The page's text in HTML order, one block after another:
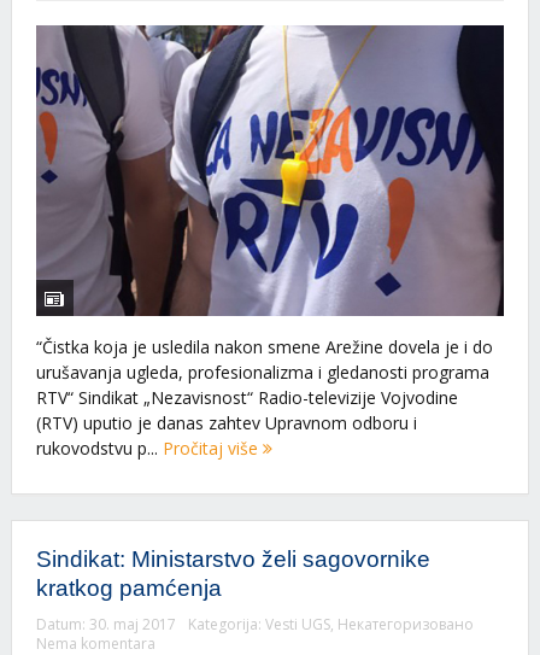
“Čistka koja je usledila nakon smene Arežine dovela je i do
urušavanja ugleda, profesionalizma i gledanosti programa
RTV“ Sindikat „Nezavisnost“ Radio-televizije Vojvodine
(RTV) uputio je danas zahtev Upravnom odboru i
rukovodstvu p... Pročitaj više
Sindikat: Ministarstvo želi sagovornike
kratkog pamćenja
Datum: 30. maj 2017 Kategorija: Vesti UGS, Некатегоризовано
Nema komentara